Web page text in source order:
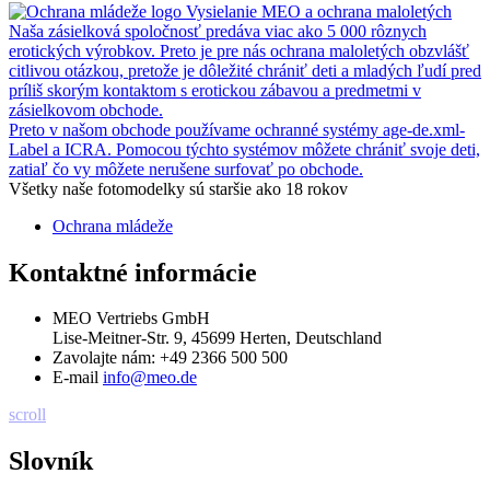
Vysielanie MEO a ochrana maloletých
Naša zásielková spoločnosť predáva viac ako 5 000 rôznych
erotických výrobkov. Preto je pre nás ochrana maloletých obzvlášť
citlivou otázkou, pretože je dôležité chrániť deti a mladých ľudí pred
príliš skorým kontaktom s erotickou zábavou a predmetmi v
zásielkovom obchode.
Preto v našom obchode používame ochranné systémy age-de.xml-
Label a ICRA. Pomocou týchto systémov môžete chrániť svoje deti,
zatiaľ čo vy môžete nerušene surfovať po obchode.
Všetky naše fotomodelky sú staršie ako 18 rokov
Ochrana mládeže
Kontaktné informácie
MEO Vertriebs GmbH
Lise-Meitner-Str. 9, 45699 Herten, Deutschland
Zavolajte nám: +49 2366 500 500
E-mail info@meo.de
scroll
Slovník